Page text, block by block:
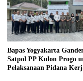
Bapas Yogyakarta
Satpol PP Kulon Progo
Pelaksanaan Pidana